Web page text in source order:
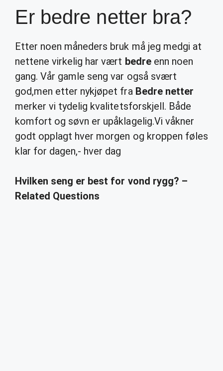
Er bedre netter bra?
Etter noen måneders bruk må jeg medgi at
nettene virkelig har vært bedreenn noen
gang. Vår gamle seng var også svært
god,men etter nykjøpet fra Bedre netter
merker vi tydelig kvalitetsforskjell. Både
komfort og søvn er upåklagelig.Vi våkner
godt opplagt hver morgen og kroppen føles
klar for dagen,- hver dag
Hvilken seng er best for vond rygg? –
Related Questions